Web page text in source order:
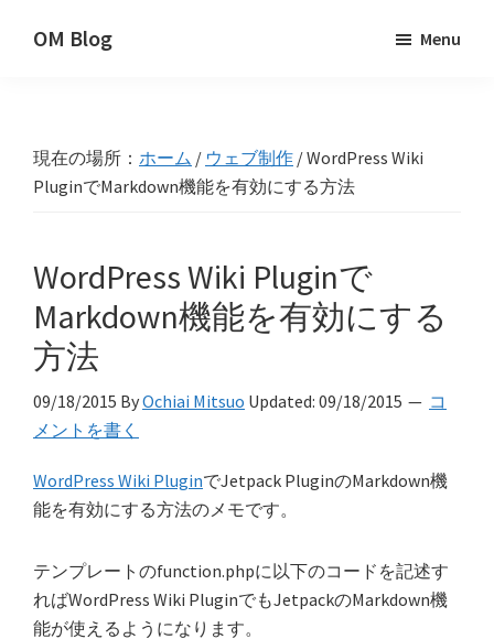
OM Blog Menu
現在の場所： ホーム / ウェブ制作 /WordPress Wiki
PluginでMarkdown機能を有効にする方法
WordPress Wiki Pluginで
Markdown機能を有効にする
方法
09/18/2015 ByOchiai Mitsuo Updated: 09/18/2015
コ
メントを書く
WordPress Wiki PluginでJetpack PluginのMarkdown機
能を有効にする方法のメモです。
テンプレートのfunction.phpに以下のコードを記述す
ればWordPress Wiki PluginでもJetpackのMarkdown機
能が使えるようになります。